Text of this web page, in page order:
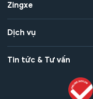
Zingxe
Dịch vụ
Tin tức & Tư vấn